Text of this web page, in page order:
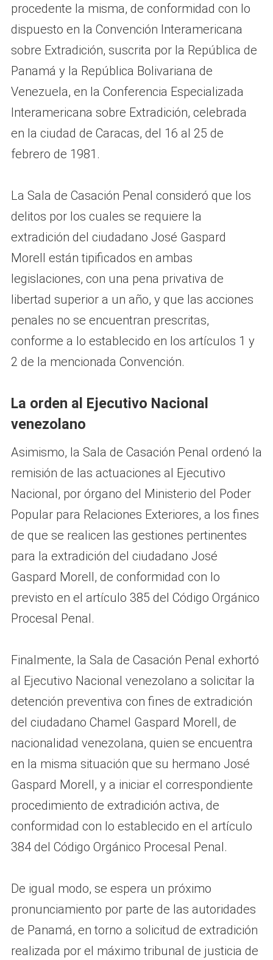
procedente la misma, de conformidad con lo
dispuesto en la Convención Interamericana
sobre Extradición, suscrita por la República de
Panamá y la República Bolivariana de
Venezuela, en la Conferencia Especializada
Interamericana sobre Extradición, celebrada
en la ciudad de Caracas, del 16 al 25 de
febrero de 1981.
La Sala de Casación Penal consideró que los
delitos por los cuales se requiere la
extradición del ciudadano José Gaspard
Morell están tipificados en ambas
legislaciones, con una pena privativa de
libertad superior a un año, y que las acciones
penales no se encuentran prescritas,
conforme a lo establecido en los artículos 1 y
2 de la mencionada Convención.
La orden al Ejecutivo Nacional
venezolano
Asimismo, la Sala de Casación Penal ordenó la
remisión de las actuaciones al Ejecutivo
Nacional, por órgano del Ministerio del Poder
Popular para Relaciones Exteriores, a los fines
de que se realicen las gestiones pertinentes
para la extradición del ciudadano José
Gaspard Morell, de conformidad con lo
previsto en el artículo 385 del Código Orgánico
Procesal Penal.
Finalmente, la Sala de Casación Penal exhortó
al Ejecutivo Nacional venezolano a solicitar la
detención preventiva con fines de extradición
del ciudadano Chamel Gaspard Morell, de
nacionalidad venezolana, quien se encuentra
en la misma situación que su hermano José
Gaspard Morell, y a iniciar el correspondiente
procedimiento de extradición activa, de
conformidad con lo establecido en el artículo
384 del Código Orgánico Procesal Penal.
De igual modo, se espera un próximo
pronunciamiento por parte de las autoridades
de Panamá, en torno a solicitud de extradición
realizada por el máximo tribunal de justicia de